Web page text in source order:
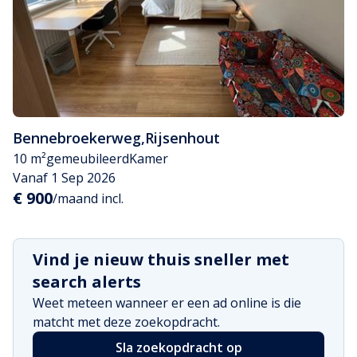
Bennebroekerweg,Rijsenhout
10 m²gemeubileerdKamer
Vanaf 1 Sep 2026
€ 900/maand incl.
Vind je nieuw thuis sneller met
search alerts
Weet meteen wanneer er een ad online is die
matcht met deze zoekopdracht.
Sla zoekopdracht op